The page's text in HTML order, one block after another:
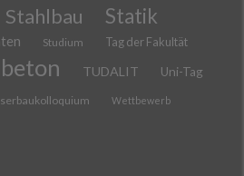
Stahlbau Statik
Studium Tag der Fakultät
TUDALIT Uni-Tag
Wettbewerb